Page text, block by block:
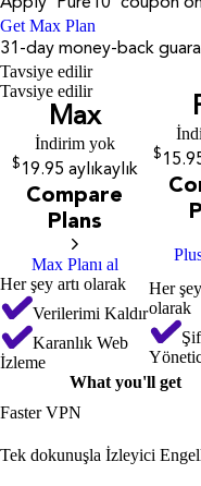
Get Max Plan
31-day money-back
Tavsiye edilir
Tavsiye edilir
Max
İndirim yok
$ 19.95 aylıkaylık
Compare
Plans
Max Planı al
$
Her şey artı olarak
Verilerimi Kaldır
Karanlık Web
İzleme
Her
olarak
What you'll get
Faster VPN
Tek dokunuşla İzleyici